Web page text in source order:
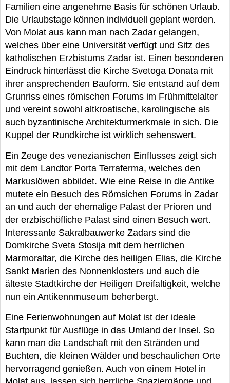
Familien eine angenehme Basis für schönen Urlaub.
Die Urlaubstage können individuell geplant werden.
Von Molat aus kann man nach Zadar gelangen,
welches über eine Universität verfügt und Sitz des
katholischen Erzbistums Zadar ist. Einen besonderen
Eindruck hinterlässt die Kirche Svetoga Donata mit
ihrer ansprechenden Bauform. Sie entstand auf dem
Grunriss eines römischen Forums im Frühmittelalter
und vereint sowohl altkroatische, karolingische als
auch byzantinische Architekturmerkmale in sich. Die
Kuppel der Rundkirche ist wirklich sehenswert.
Ein Zeuge des venezianischen Einflusses zeigt sich
mit dem Landtor Porta Terraferma, welches den
Markuslöwen abbildet. Wie eine Reise in die Antike
mutete ein Besuch des Römsichen Forums in Zadar
an und auch der ehemalige Palast der Prioren und
der erzbischöfliche Palast sind einen Besuch wert.
Interessante Sakralbauwerke Zadars sind die
Domkirche Sveta Stosija mit dem herrlichen
Marmoraltar, die Kirche des heiligen Elias, die Kirche
Sankt Marien des Nonnenklosters und auch die
älteste Stadtkirche der Heiligen Dreifaltigkeit, welche
nun ein Antikennmuseum beherbergt.
Eine Ferienwohnungen auf Molat ist der ideale
Startpunkt für Ausflüge in das Umland der Insel. So
kann man die Landschaft mit den Stränden und
Buchten, die kleinen Wälder und beschaulichen Orte
hervorragend genießen. Auch von einem Hotel in